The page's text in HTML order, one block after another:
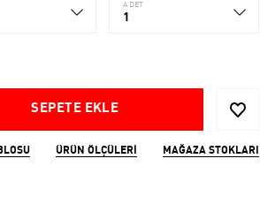
ADET
1
SEPETE EKLE
ÜRÜN ÖLÇÜLERI MAĞAZA STOKLARI